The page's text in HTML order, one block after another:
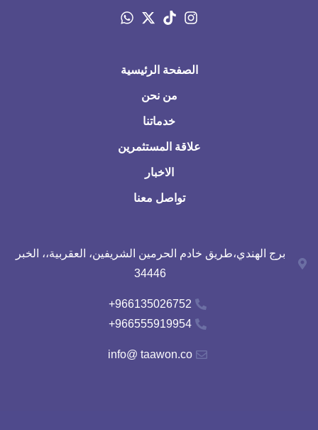
الصفحة الرئيسية
من نحن
خدماتنا
علاقة المستثمرين
الاخبار
تواصل معنا
برج الهندي،طريق خادم الحرمين الشريفين، العقربية،، الخبر
34446
966135026752+
966555919954+
info@ taawon.co